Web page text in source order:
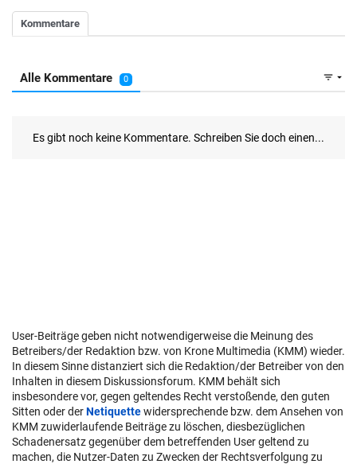
User-Beiträge geben nicht notwendigerweise die Meinung des
Betreibers/der Redaktion bzw. von Krone Multimedia (KMM) wieder.
In diesem Sinne distanziert sich die Redaktion/der Betreiber von den
Inhalten in diesem Diskussionsforum. KMM behält sich
insbesondere vor, gegen geltendes Recht verstoßende, den guten
Sitten oder derNetiquettewidersprechende bzw. dem Ansehen von
KMM zuwiderlaufende Beiträge zu löschen, diesbezüglichen
Schadenersatz gegenüber dem betreffenden User geltend zu
machen, die Nutzer-Daten zu Zwecken der Rechtsverfolgung zu